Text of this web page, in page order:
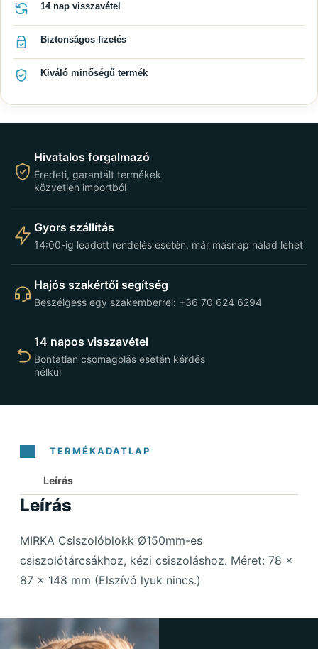
14 nap visszavétel
Biztonságos fizetés
Kiváló minőségű termék
Hivatalos forgalmazó
Eredeti, garantált termékek
közvetlen importból
Gyors szállítás
14:00-ig leadott rendelés esetén, már másnap nálad lehet
Hajós szakértői segítség
Beszélgess egy szakemberrel: +36 70 624 6294
14 napos visszavétel
Bontatlan csomagolás esetén kérdés
nélkül
Leírás
Leírás
MIRKA Csiszolóblokk Ø150mm-es
csiszolótárcsákhoz, kézi csiszoláshoz. Méret: 78 x
87 x 148 mm (Elszívó lyuk nincs.)